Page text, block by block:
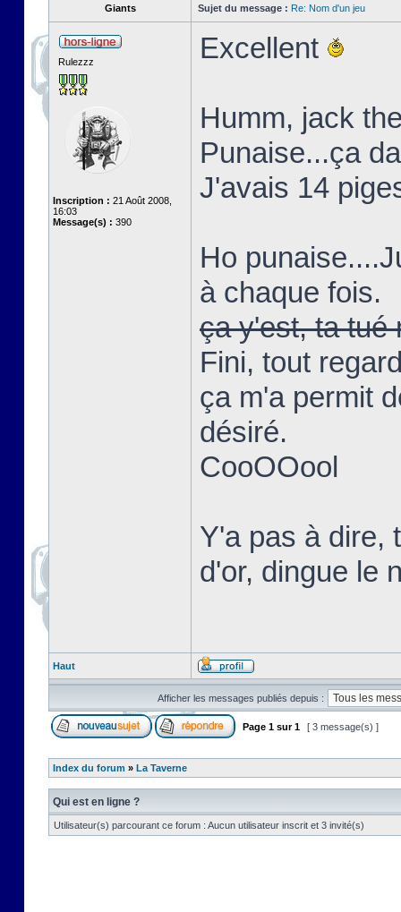
Giants Sujet du message : Re: Nom d'un jeu
Rulezzz
Inscription : 21 Août 2008,
16:03
Message(s) : 390
Excellent
Humm, jack
Punaise...ça
J'avais 14
Ho
à chaque fois.
ça y'est, ta tué
Fini, tout
ça m'a permit
désiré.
CooOOool
Y'a pas à dire,
d'or, dingue le
Haut
Afficher les messages publiés depuis :
Page 1 sur1 [ 3 message(s) ]
Index du forum » La Taverne
Qui est en ligne ?
Utilisateur(s) parcourant ce forum : Aucun utilisateur inscrit et 3 invité(s)